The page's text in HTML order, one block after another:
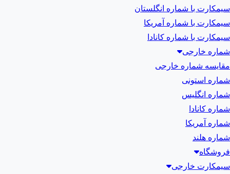
سیمکارت با شماره انگلستان
سیمکارت با شماره آمریکا
سیمکارت با شماره کانادا
شماره خارجی
مقایسه شماره خارجی
شماره استونی
شماره انگلیس
شماره کانادا
شماره آمریکا
شماره هلند
فروشگاه
سیمکارت خارجی